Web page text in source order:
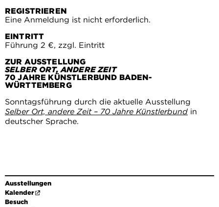
REGISTRIEREN
Eine Anmeldung ist nicht erforderlich.
EINTRITT
Führung 2 €, zzgl. Eintritt
ZUR AUSSTELLUNG
SELBER ORT, ANDERE ZEIT
70 JAHRE KÜNSTLERBUND BADEN-
WÜRTTEMBERG
Sonntagsführung durch die aktuelle Ausstellung
Selber Ort, andere Zeit – 70 Jahre Künstlerbund in
deutscher Sprache.
Ausstellungen
Kalender
Besuch